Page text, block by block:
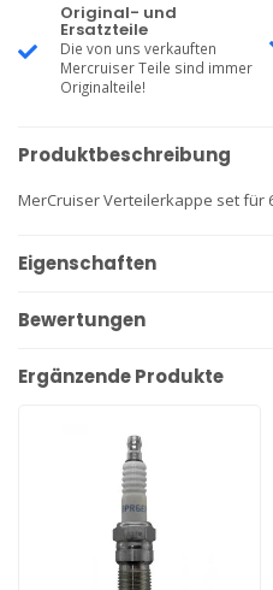
Original- und
Ersatzteile
Die von uns verkauften
Mercruiser Teile sind immer
Originalteile!
Produktbeschreibung
MerCruiser Verteilerkappe set für
Eigenschaften
Bewertungen
Ergänzende Produkte